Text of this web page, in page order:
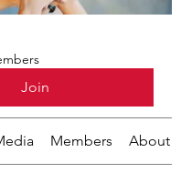
Join
Members About